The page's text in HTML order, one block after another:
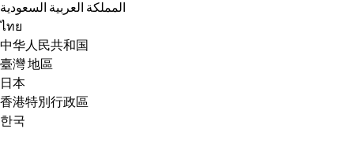
المملكة العربية السعودية
ไทย
中华人民共和国
臺灣 地區
日本
香港特別行政區
한국